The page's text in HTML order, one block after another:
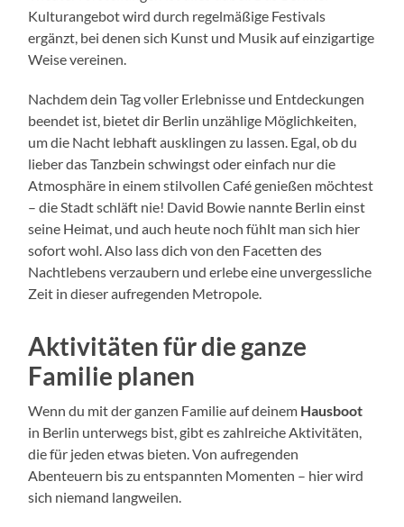
Kulturangebot wird durch regelmäßige Festivals
ergänzt, bei denen sich Kunst und Musik auf einzigartige
Weise vereinen.
Nachdem dein Tag voller Erlebnisse und Entdeckungen
beendet ist, bietet dir Berlin unzählige Möglichkeiten,
um die Nacht lebhaft ausklingen zu lassen. Egal, ob du
lieber das Tanzbein schwingst oder einfach nur die
Atmosphäre in einem stilvollen Café genießen möchtest
– die Stadt schläft nie! David Bowie nannte Berlin einst
seine Heimat, und auch heute noch fühlt man sich hier
sofort wohl. Also lass dich von den Facetten des
Nachtlebens verzaubern und erlebe eine unvergessliche
Zeit in dieser aufregenden Metropole.
Aktivitäten für die ganze
Familie planen
Wenn du mit der ganzen Familie auf deinem Hausboot
in Berlin unterwegs bist, gibt es zahlreiche Aktivitäten,
die für jeden etwas bieten. Von aufregenden
Abenteuern bis zu entspannten Momenten – hier wird
sich niemand langweilen.